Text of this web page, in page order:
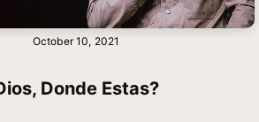
October 10, 2021
Donde Estas?